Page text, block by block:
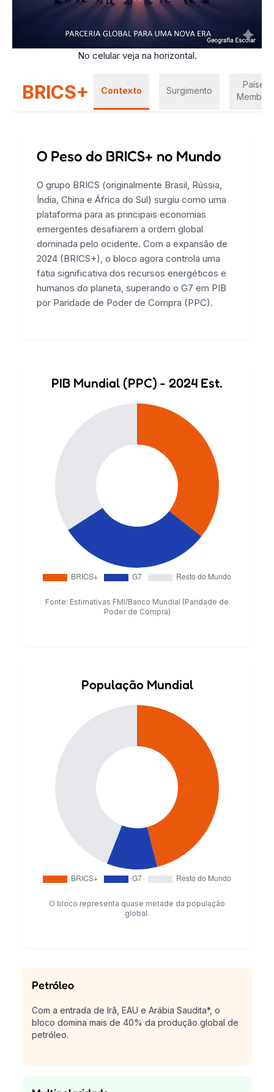
No celular veja na horizontal.
BRICS+ Contexto Surgimento
Países
Membros
O Peso do BRICS+ no Mundo
O grupo BRICS (originalmente Brasil, Rússia,
Índia, China e África do Sul) surgiu como uma
plataforma para as principais economias
emergentes desafiarem a ordem global
dominada pelo ocidente. Com a expansão de
2024 (BRICS+), o bloco agora controla uma
fatia significativa dos recursos energéticos e
humanos do planeta, superando o G7 em PIB
por Paridade de Poder de Compra (PPC).
PIB Mundial (PPC) - 2024 Est.
Fonte: Estimativas FMI/Banco Mundial (Paridade de
Poder de Compra)
População Mundial
O bloco representa quase metade da população
global.
Petróleo
Com a entrada de Irã, EAU e Arábia Saudita*, o
bloco domina mais de 40% da produção global de
petróleo.